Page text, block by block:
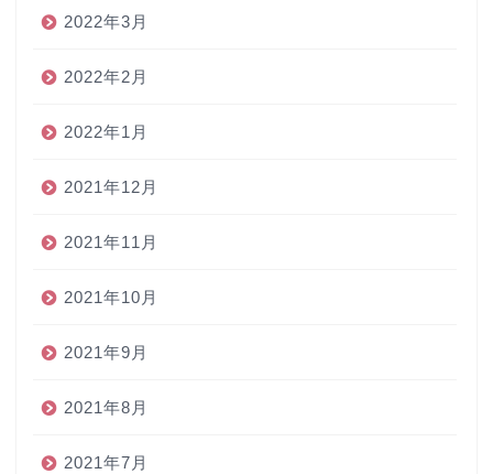
2022年3月
2022年2月
2022年1月
2021年12月
2021年11月
2021年10月
2021年9月
2021年8月
2021年7月